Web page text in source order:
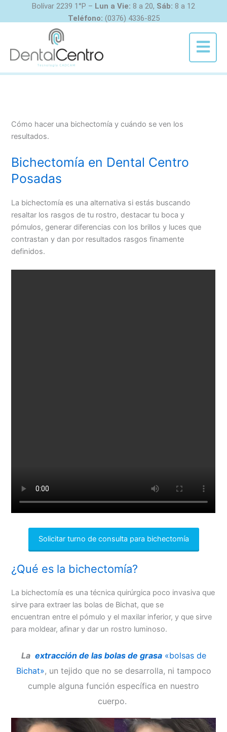
Bolívar 2239 1°P – Lun a Vie: 8 a 20, Sáb: 8 a 12
Teléfono: (0376) 4336-825
Menú
Cómo hacer una bichectomía y cuándo se ven los
resultados.
Bichectomía en Dental Centro
Posadas
La bichectomía es una alternativa si estás buscando
resaltar los rasgos de tu rostro, destacar tu boca y
pómulos, generar diferencias con los brillos y luces que
contrastan y dan por resultados rasgos finamente
definidos.
Solicitar turno de consulta para bichectomía
¿Qué es la bichectomía?
La bichectomía es una técnica quirúrgica poco invasiva que
sirve para extraer las bolas de Bichat, que se
encuentran entre el pómulo y el maxilar inferior, y que sirve
para moldear, afinar y dar un rostro luminoso.
La extracción de las bolas de grasa«bolsas de
Bichat», un tejido que no se desarrolla, ni tampoco
cumple alguna función específica en nuestro
cuerpo.